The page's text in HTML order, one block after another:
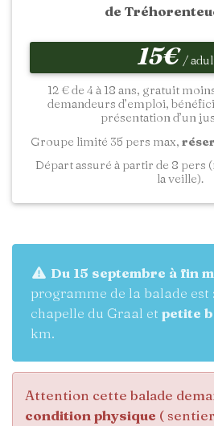
de
15€ /
12 € de 4 à 18 ans, gratuit
demandeurs d’emploi,
présentation d’un
Groupe limité 35 pers max,
Départ assuré à partir de 8 pers
la veille).
Du 15 septembre à fin
programme de la balade est
chapelle du Graal et petite
km.
Attention cette balade
condition physique (